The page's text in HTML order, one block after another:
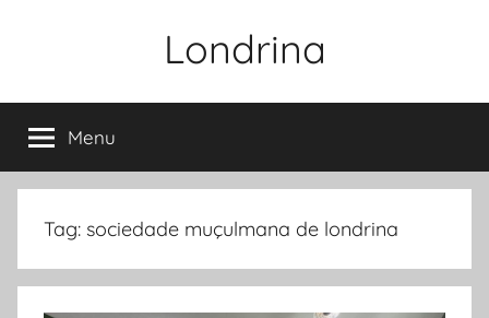
conteúdo
Londrina
Menu
Tag: sociedade muçulmana de londrina